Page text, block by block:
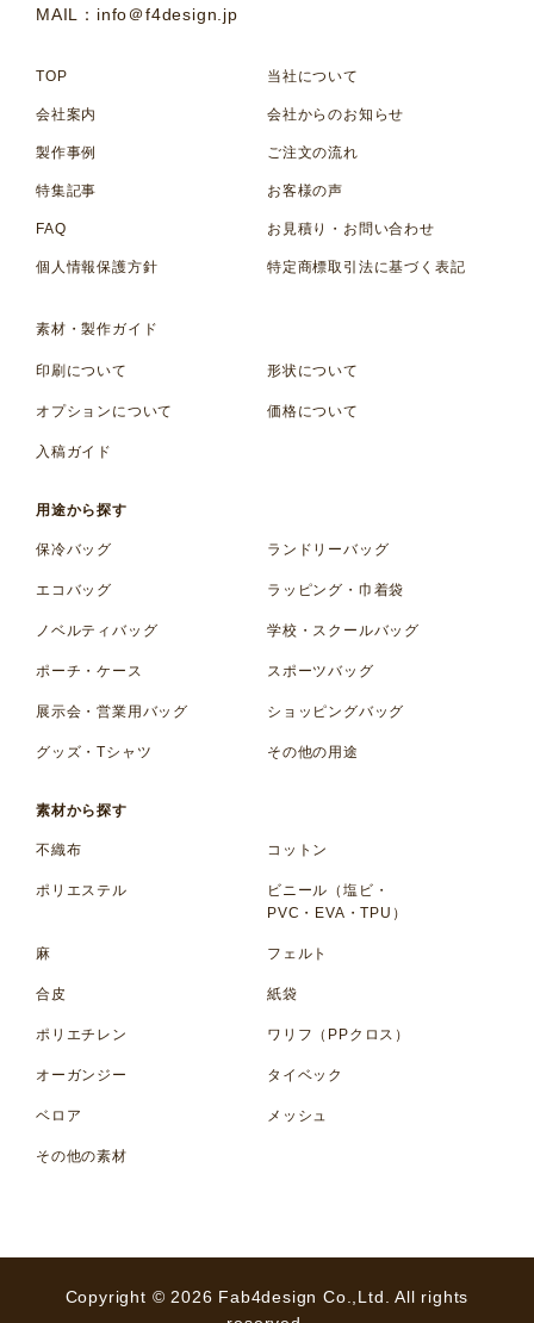
MAIL：info＠f4design.jp
TOP 当社について
会社案内 会社からのお知らせ
製作事例 ご注文の流れ
特集記事 お客様の声
FAQ お見積り・お問い合わせ
個人情報保護方針 特定商標取引法に基づく表記
素材・製作ガイド
印刷について 形状について
オプションについて 価格について
入稿ガイド
用途から探す
保冷バッグ ランドリーバッグ
エコバッグ ラッピング・巾着袋
ノベルティバッグ 学校・スクールバッグ
ポーチ・ケース スポーツバッグ
展示会・営業用バッグ ショッピングバッグ
グッズ・Tシャツ その他の用途
素材から探す
不織布 コットン
ポリエステル
ビニール（塩ビ・
PVC・EVA・TPU）
麻 フェルト
合皮 紙袋
ポリエチレン ワリフ（PPクロス）
オーガンジー タイベック
ベロア メッシュ
その他の素材
Copyright © 2026 Fab4design Co.,Ltd. All rights